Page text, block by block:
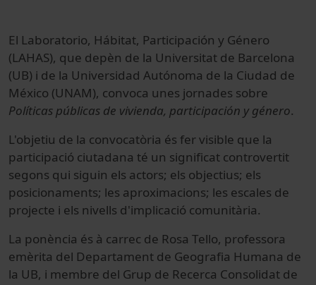
El Laboratorio, Hábitat, Participación y Género
(LAHAS), que depèn de la Universitat de Barcelona
(UB) i de la Universidad Autónoma de la Ciudad de
México (UNAM), convoca unes jornades sobre
Políticas públicas de vivienda, participación y género.
L'objetiu de la convocatòria és fer visible que la
participació ciutadana té un significat controvertit
segons qui siguin els actors; els objectius; els
posicionaments; les aproximacions; les escales de
projecte i els nivells d'implicació comunitària.
La ponència és à carrec de Rosa Tello, professora
emèrita del Departament de Geografia Humana de
la UB, i membre del Grup de Recerca Consolidat de